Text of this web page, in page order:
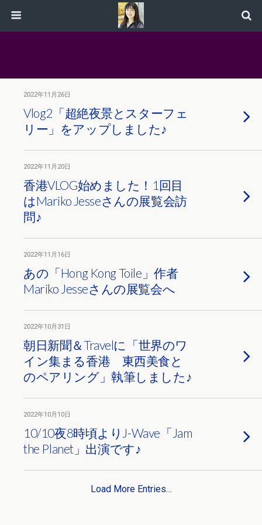
2022年11月26日
Vlog2「超絶夜景とスターフェ
リー」をアップしました♪
2022年11月20日
香港VLOG始めました！1回目
はMariko Jesseさんの展覧会訪
問♪
2022年11月16日
あの「Hong Kong Toile」作者
Mariko Jesseさんの展覧会へ
2022年10月31日
朝日新聞＆Travelに「世界のワ
イン集まる香港 東西美食と
のペアリング」執筆しました♪
2022年10月10日
10/10夜8時頃よりJ-Wave「Jam
the Planet」出演です♪
Load More Entries…